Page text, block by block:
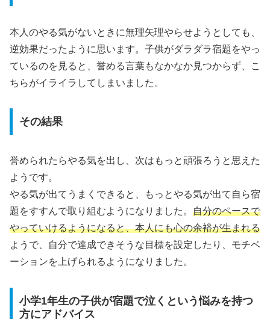
本人のやる気がないときに無理矢理やらせようとしても、
逆効果だったように思います。子供がダラダラ宿題をやっ
ているのを見ると、誉める言葉もなかなか見つからず、こ
ちらがイライラしてしまいました。
その結果
誉められたらやる気を出し、次はもっと頑張ろうと思えた
ようです。
やる気が出てうまくできると、もっとやる気が出て自ら宿
題をすすんで取り組むようになりました。 自分のペースで
やっていけるようになると、本人にも心の余裕が生まれる
ようで、自分で達成できそうな目標を設定したり、モチベ
ーションを上げられるようになりました。
小学1年生の子供が宿題で泣くという悩みを持つ
方にアドバイス